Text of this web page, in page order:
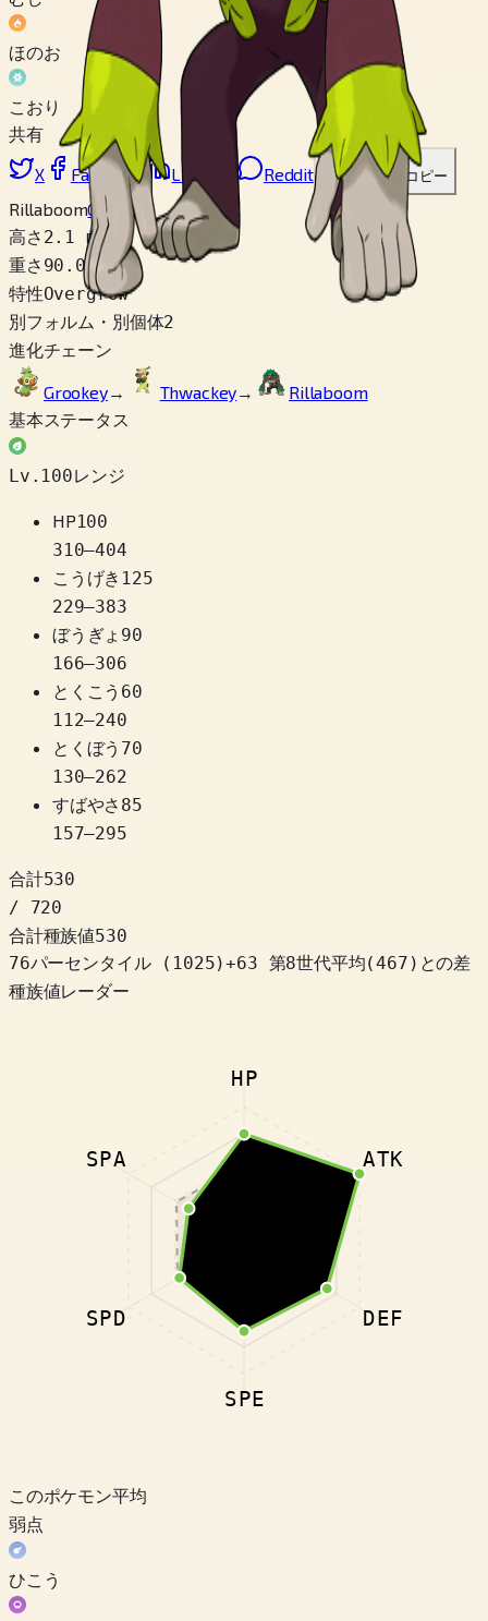
ほのお
こおり
共有
X
Facebook LinkedIn Reddit リンクをコピー
RillaboomGmax
高さ 2.1 m
重さ 90.0 kg
特性Overgrow
別フォルム・別個体2
進化チェーン
Grookey→ Thwackey→
Rillaboom
基本ステータス
Lv.100レンジ
HP100
310–404
こうげき 125
229–383
ぼうぎょ 90
166–306
とくこう 60
112–240
とくぼう 70
130–262
すばやさ 85
157–295
合計530
/ 720
合計種族値530
76パーセンタイル
( 1025)+63 第8世代平均(467)との差
種族値レーダー
HP
ATK
DEF
SPE
SPD
SPA
このポケモン平均
弱点
ひこう